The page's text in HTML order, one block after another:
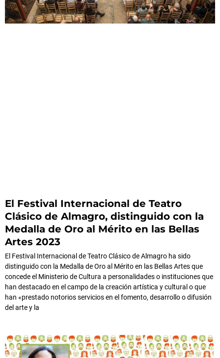
El Festival Internacional de Teatro
Clásico de Almagro, distinguido con la
Medalla de Oro al Mérito en las Bellas
Artes 2023
El Festival Internacional de Teatro Clásico de Almagro ha sido
distinguido con la Medalla de Oro al Mérito en las Bellas Artes que
concede el Ministerio de Cultura a personalidades o instituciones que
han destacado en el campo de la creación artística y cultural o que
han «prestado notorios servicios en el fomento, desarrollo o difusión
del arte y la